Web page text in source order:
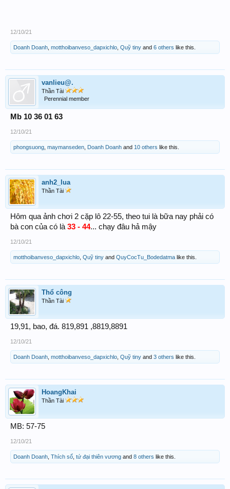
12/10/21
Doanh Doanh motthoibanveso_dapxichlo Quỹ tiny and 6 others like this.
vanlieu@.
Thần Tài
Perennial member
Mb 10 36 01 63
12/10/21
phongsuong maymanseden Doanh Doanh and 10 others like this.
anh2_lua
Thần Tài
Hôm qua ảnh chơi 2 cặp lô 22-55, theo tui là bữa nay phải có
bà con của có là 33 - 44... chạy đâu hả mậy
12/10/21
motthoibanveso_dapxichlo Quỹ tiny and QuyCocTu_Bodedatma like this.
Thổ công
Thần Tài
19,91, bao, đá. 819,891 ,8819,8891
12/10/21
Doanh Doanh motthoibanveso_dapxichlo Quỹ tiny and 3 others like this.
HoangKhai
Thần Tài
MB: 57-75
12/10/21
Doanh Doanh Thích số tứ đại thiên vương and 8 others like this.